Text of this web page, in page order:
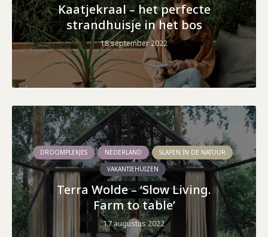
Kaatjekraal – het perfecte
strandhuisje in het bos
18 september 2022
DROOMPLEKJES NEDERLAND
SLAPEN IN DE NATUUR
VAKANTIEHUIZEN
Terra Wolde – ‘Slow Living.
Farm to table’
17 augustus 2022